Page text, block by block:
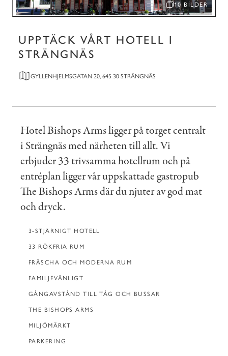
ÖPPNA BILDSPEL
10 BILDER
UPPTÄCK VÅRT HOTELL I
STRÄNGNÄS
GYLLENHJELMSGATAN 20, 645 30 STRÄNGNÄS
Hotel Bishops Arms ligger på torget centralt
i Strängnäs med närheten till allt. Vi
erbjuder 33 trivsamma hotellrum och på
entréplan ligger vår uppskattade gastropub
The Bishops Arms där du njuter av god mat
och dryck.
3-STJÄRNIGT HOTELL
33 RÖKFRIA RUM
FRÄSCHA OCH MODERNA RUM
FAMILJEVÄNLIGT
GÅNGAVSTÅND TILL TÅG OCH BUSSAR
THE BISHOPS ARMS
MILJÖMÄRKT
PARKERING